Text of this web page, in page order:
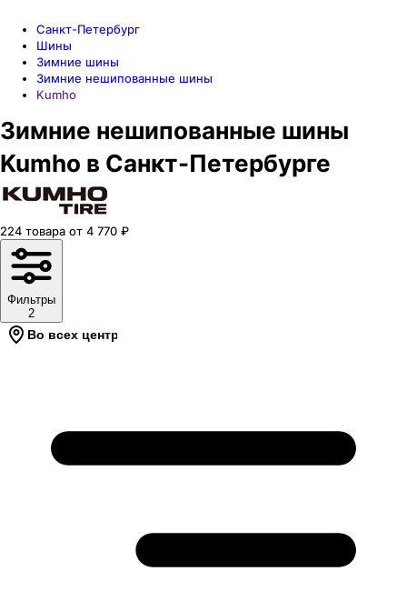
Санкт-Петербург
Шины
Зимние шины
Зимние нешипованные шины
Kumho
Зимние нешипованные шины
Kumho в Санкт-Петербурге
224 товара от 4 770 ₽
Фильтры
2
Во всех центрах